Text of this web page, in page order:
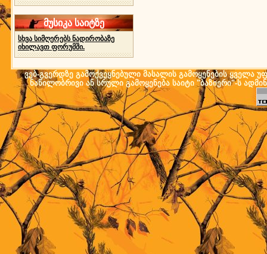
მუსიკა საიტზე
სხვა სიმღერებს ნადირობაზე
იხილავთ ფორუმში.
ვებ-გვერდზე გამოქვეყნებული მასალის გამოყენების ყველა
ნაწილობრივი ან სრული გამოყენება საიტი "ბაზიერი"-ს